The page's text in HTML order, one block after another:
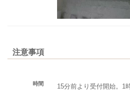
注意事項
時間
15分前より受付開始。1